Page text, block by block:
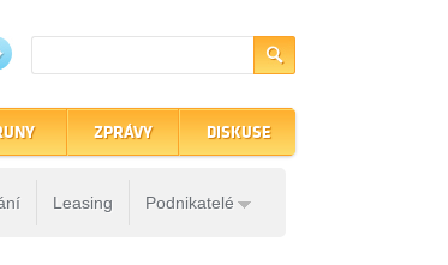
Leasing Podnikatelé
ZPRÁVY DISKUSE